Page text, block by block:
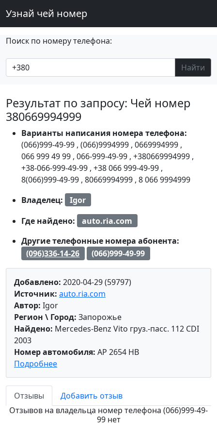
Узнай чей номер
Поиск по номеру телефона:
Найти
Результат по запросу: Чей номер
380669994999
Варианты написания номера телефона:
(066)999-49-99 , (066)9994999 , 0669994999 ,
066 999 49 99 , 066-999-49-99 , +380669994999 ,
+38-066-999-49-99 , +38 066 999-49-99 ,
8(066)999-49-99 , 80669994999 , 8 066 9994999
Владелец:
Igor
Где найдено:
auto.ria.com
Другие телефонные номера абонента:
(096)336-14-26
(066)999-49-99
Добавлено: 2020-04-29 (59797)
Источник: auto.ria.com
Автор: Igor
Регион \ Город: Запорожье
Найдено: Mercedes-Benz Vito груз.-пасс. 112 CDI
2003
Номер автомобиля: AP 2654 HB
Подробнее
Отзывы
Добавить отзыв
Отзывов на владельца номер телефона (066)999-49-
99 нет